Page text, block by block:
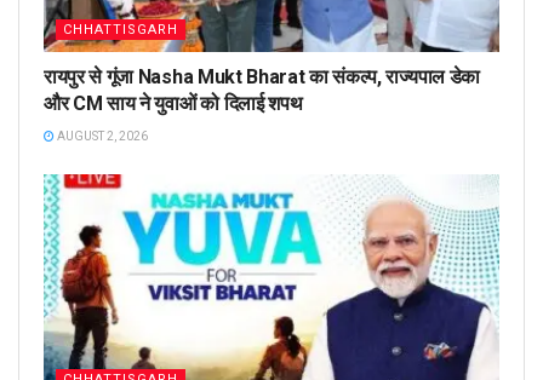
CHHATTISGARH
रायपुर से गूंजा Nasha Mukt Bharat का संकल्प, राज्यपाल डेका
और CM साय ने युवाओं को दिलाई शपथ
AUGUST 2, 2026